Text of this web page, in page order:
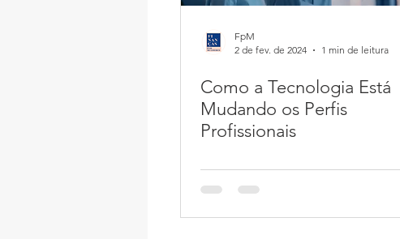
FpM
2 de fev. de 2024
1 min de leitura
Como a Tecnologia Está
Mudando os Perfis
Profissionais